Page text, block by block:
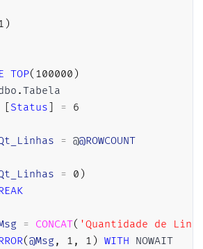
)
TOP( 100000 )
.Tabela
[Status] = 6
= @@ROWCOUNT
= 0 )
= CONCAT( 'Quantidade de
(@Msg, 1 , 1 ) WITH NOWAIT